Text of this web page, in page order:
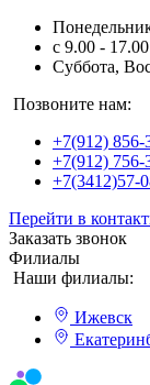
с 9.00 - 17.00
Суббота,
Позвоните нам:
+7(912) 856-
+7(912) 756-
+7(3412)57-
Перейти в
Заказать звонок
Филиалы
Наши филиалы:
Ижевск